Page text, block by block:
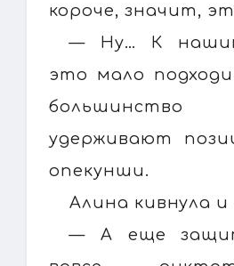
короче, значит,
— Ну… К
это мало
большинство
удерживают
опекунши.
Алина кивнула и
— А еще